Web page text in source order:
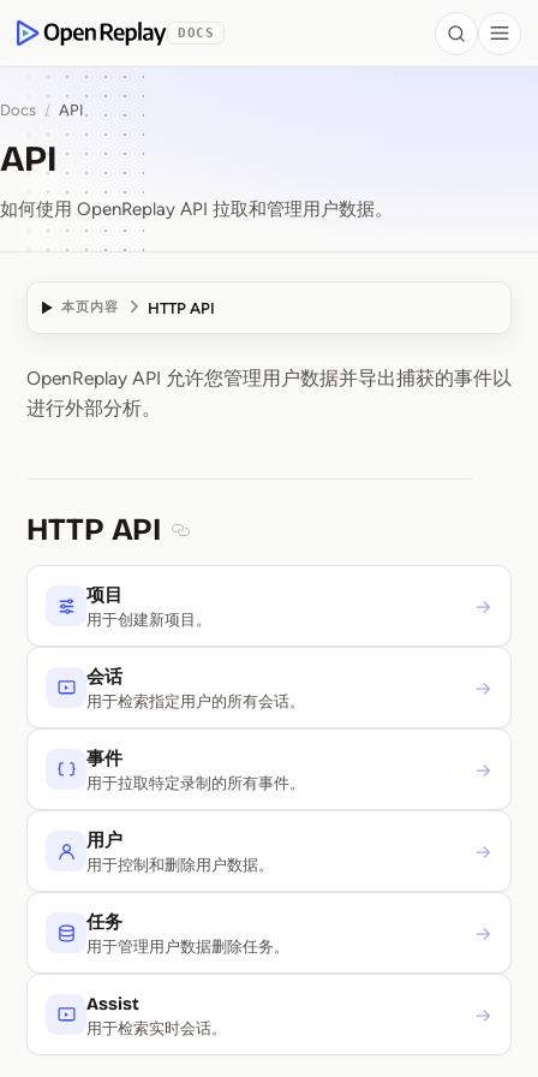
OpenReplay
DOCS Search
Docs / API
API
如何使用 OpenReplay API 拉取和管理用户数据。
本页内容 HTTP API
API
OpenReplay API 允许您管理用户数据并导出捕获的事件以
进行外部分析。
HTTP API
项目
用于创建新项目。
→
会话
用于检索指定用户的所有会话。
→
事件
用于拉取特定录制的所有事件。
→
用户
用于控制和删除用户数据。
→
任务
用于管理用户数据删除任务。
→
Assist
用于检索实时会话。
→